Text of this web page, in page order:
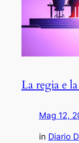
La regia e
Mag 12,
in Diario